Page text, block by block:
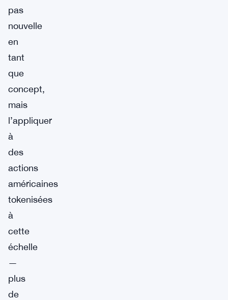
pas
nouvelle
en
tant
que
concept,
mais
l’appliquer
à
des
actions
américaines
tokenisées
à
cette
échelle
—
plus
de